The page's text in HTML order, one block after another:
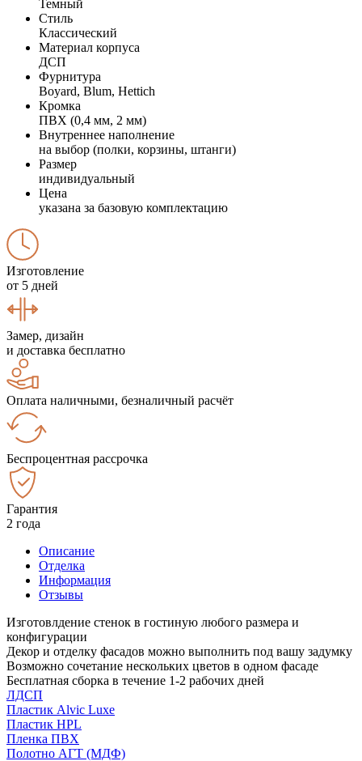
Темный
Стиль
Классический
Материал корпуса
ДСП
Фурнитура
Boyard, Blum, Hettich
Кромка
ПВХ (0,4 мм, 2 мм)
Внутреннее наполнение
на выбор (полки, корзины, штанги)
Размер
индивидуальный
Цена
указана за базовую комплектацию
Изготовление
от 5 дней
Замер, дизайн
и доставка бесплатно
Оплата наличными, безналичный расчёт
Беспроцентная рассрочка
Гарантия
2 года
Описание
Отделка
Информация
Отзывы
Изготовлдение стенок в гостиную любого размера и
конфигурации
Декор и отделку фасадов можно выполнить под вашу задумку
Возможно сочетание нескольких цветов в одном фасаде
Бесплатная сборка в течение 1-2 рабочих дней
ЛДСП
Пластик Alvic Luxe
Пластик HPL
Пленка ПВХ
Полотно АГТ (МДФ)